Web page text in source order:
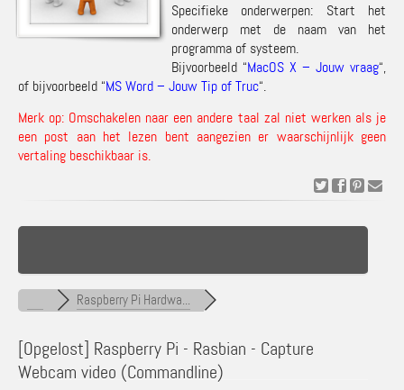
Specifieke onderwerpen: Start het
onderwerp met de naam van het
programma of systeem.
Bijvoorbeeld “MacOS X – Jouw vraag“,
of bijvoorbeeld “MS Word – Jouw Tip of Truc“.
Merk op: Omschakelen naar een andere taal zal niet werken als je
een post aan het lezen bent aangezien er waarschijnlijk geen
vertaling beschikbaar is.
Raspberry Pi Hardwa...
[Opgelost] Raspberry Pi - Rasbian - Capture
Webcam video (Commandline)